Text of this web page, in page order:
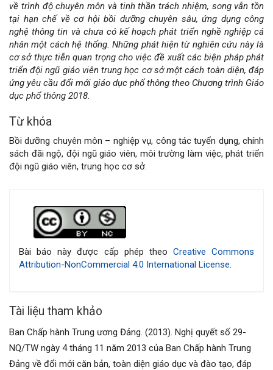
về trình độ chuyên môn và tinh thần trách nhiệm, song vẫn tồn
tại hạn chế về cơ hội bồi dưỡng chuyên sâu, ứng dụng công
nghệ thông tin và chưa có kế hoạch phát triển nghề nghiệp cá
nhân một cách hệ thống. Những phát hiện từ nghiên cứu này là
cơ sở thực tiễn quan trọng cho việc đề xuất các biện pháp phát
triển đội ngũ giáo viên trung học cơ sở một cách toàn diện, đáp
ứng yêu cầu đổi mới giáo dục phổ thông theo Chương trình Giáo
dục phổ thông 2018.
Từ khóa
Bồi dưỡng chuyên môn – nghiệp vụ, công tác tuyển dụng, chính
sách đãi ngộ, đội ngũ giáo viên, môi trường làm việc, phát triển
đội ngũ giáo viên, trung học cơ sở.
bài
Bài báo này được cấp phép theo Creative Commons
Attribution-NonCommercial 4.0 International License.
Tài liệu tham khảo
Ban Chấp hành Trung ương Đảng. (2013). Nghị quyết số 29-
NQ/TW ngày 4 tháng 11 năm 2013 của Ban Chấp hành Trung
Đảng về đổi mới căn bản, toàn diện giáo dục và đào tạo, đáp